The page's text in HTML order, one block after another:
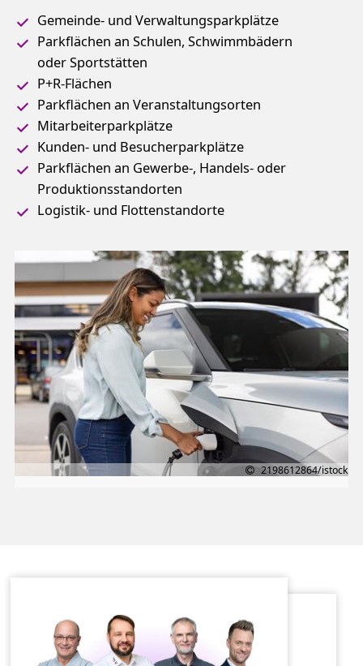
Gemeinde- und Verwaltungsparkplätze
Parkflächen an Schulen, Schwimmbädern
oder Sportstätten
P+R-Flächen
Parkflächen an Veranstaltungsorten
Mitarbeiterparkplätze
Kunden- und Besucherparkplätze
Parkflächen an Gewerbe-, Handels- oder
Produktionsstandorten
Logistik- und Flottenstandorte
2198612864/istock